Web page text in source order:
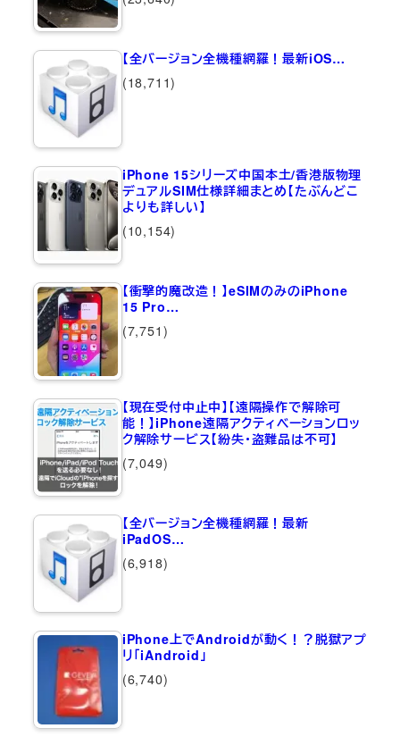
【全バージョン全機種網羅！最新iOS…
(18,711)
iPhone 15シリーズ中国本土/香港版物理
デュアルSIM仕様詳細まとめ【たぶんどこ
よりも詳しい】
(10,154)
【衝撃的魔改造！】eSIMのみのiPhone
15 Pro…
(7,751)
【現在受付中止中】【遠隔操作で解除可
能！】iPhone遠隔アクティベーションロッ
ク解除サービス【紛失・盗難品は不可】
(7,049)
【全バージョン全機種網羅！最新
iPadOS…
(6,918)
iPhone上でAndroidが動く！？脱獄アプ
リ「iAndroid」
(6,740)